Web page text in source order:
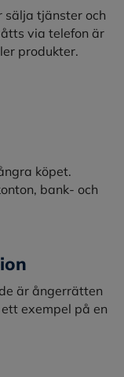
sälja tjänster och
via telefon är
produkter.
köpet.
bank- och
är ångerrätten
exempel på en